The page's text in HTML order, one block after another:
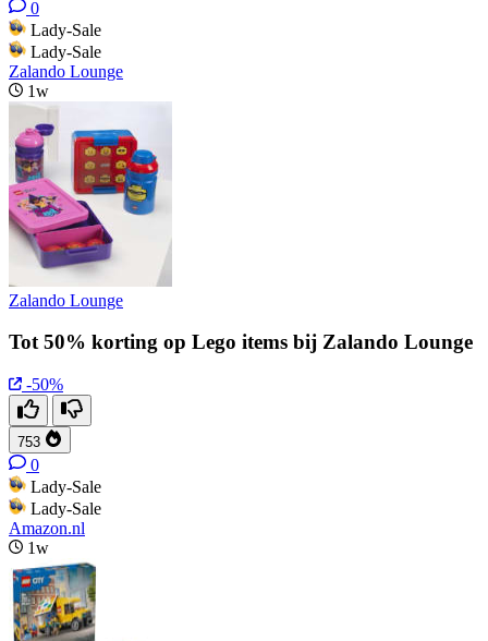
0
Lady-Sale
Lady-Sale
Zalando Lounge
1w
Zalando Lounge
Tot 50% korting op Lego items bij Zalando Lounge
-50%
753
0
Lady-Sale
Lady-Sale
Amazon.nl
1w